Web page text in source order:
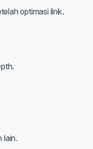
optimasi link.
lain.